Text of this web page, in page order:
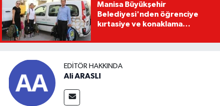
Manisa Büyükşehir
Belediyesi'nden öğrenciye
kırtasiye ve konaklama
EDITÖR HAKKINDA
Ali ARASLI